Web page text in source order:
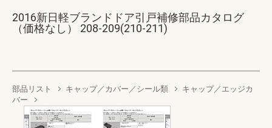
2016新日軽ブランドドア引戸補修部品カタログ
（価格なし） 208-209(210-211)
部品リスト キャップ／カバー／シール類
キャップ／エッジカ
バー